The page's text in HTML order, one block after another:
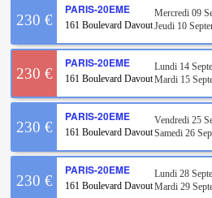
230 €
PARIS-20EME
161 Boulevard Davout
Mercredi 09
Jeudi 10
230 €
PARIS-20EME
161 Boulevard Davout
Lundi 14
Mardi 15
230 €
PARIS-20EME
161 Boulevard Davout
Vendredi 25
Samedi 26
230 €
PARIS-20EME
161 Boulevard Davout
Lundi 28
Mardi 29